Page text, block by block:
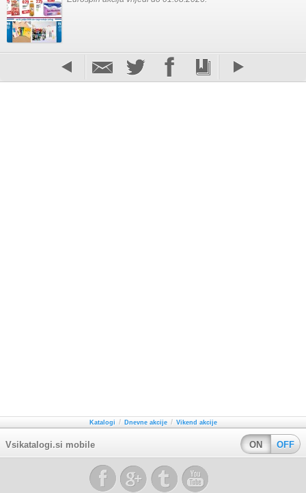
Katalogi / Dnevne akcije / Vikend akcije
Vsikatalogi.si mobile ON OFF